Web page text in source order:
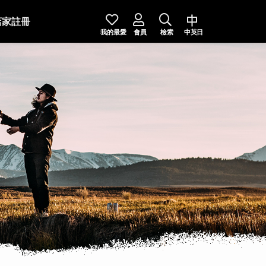
註冊
我的最愛 會員 檢索 中英日